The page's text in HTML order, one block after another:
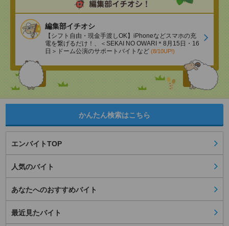
編集部イチオシ
【シフト自由・現金手渡しOK】iPhoneなどスマホの充
電を繋げるだけ！、＜SEKAI NO OWARI＊8月15日・16
日＞ドーム公演のサポートバイトなど (8/10UP!)
かんたん検索はこちら
エンバイトTOP
人気のバイト
あなたへのおすすめバイト
最近見たバイト